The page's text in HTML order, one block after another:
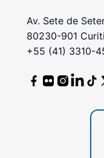
Av. Sete de
80230-901
+55 (41) 3310-